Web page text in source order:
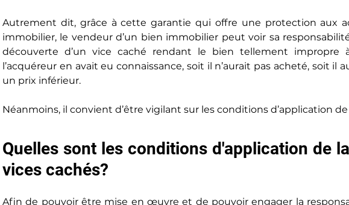
Autrement dit, grâce à cette garantie qui offre une protection aux
immobilier, le vendeur d’un bien immobilier peut voir sa
découverte d’un vice caché rendant le bien tellement impropre
l’acquéreur en avait eu connaissance, soit il n’aurait pas acheté, soit il
un prix inférieur.
Néanmoins, il convient d’être vigilant sur les conditions d’application
Quelles sont les conditions d'application de
vices cachés?
Afin de pouvoir être mise en œuvre et de pouvoir engager la